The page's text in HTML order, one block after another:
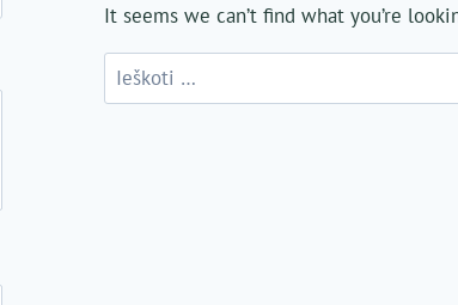
It seems we can’t find what you’re
Ieškoti: